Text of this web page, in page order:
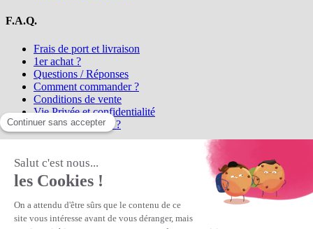
F.A.Q.
Frais de port et livraison
1er achat ?
Questions / Réponses
Comment commander ?
Conditions de vente
Vie Privée et confidentialité
Qui sommes-nous ?
la référence en perles et bijoux
perles en ligne, telles que les perles
et cristaux et strass en cristal Preciosa, les perles Miyuki perles et